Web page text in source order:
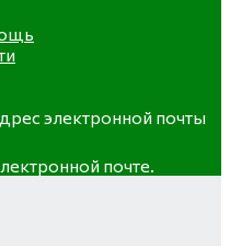
электронной почты
почте.